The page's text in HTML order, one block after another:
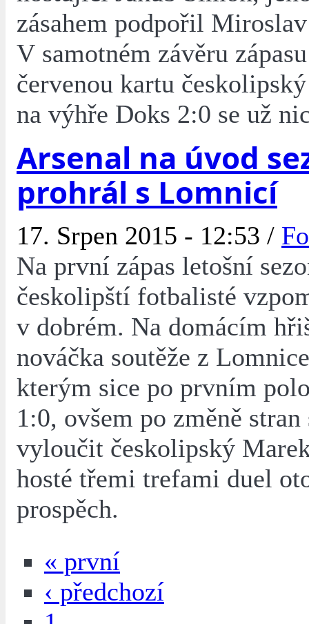
zásahem podpořil
V samotném závěru
červenou kartu
na výhře Doks 2:0 se už
Arsenal na úvod
prohrál s Lomnicí
17. Srpen 2015 - 12:53 /
Na první zápas letošní
českolipští fotbalisté
v dobrém. Na domácím
nováčka soutěže z
kterým sice po prvním
1:0, ovšem po změně stran
vyloučit českolipský
hosté třemi trefami duel
prospěch.
« první
‹ předchozí